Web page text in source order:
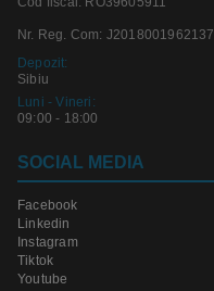
Nr. Reg. Com: J2018001962137
Depozit:
Sibiu
Luni - Vineri:
09:00 - 18:00
SOCIAL MEDIA
Facebook
Linkedin
Instagram
Tiktok
Youtube